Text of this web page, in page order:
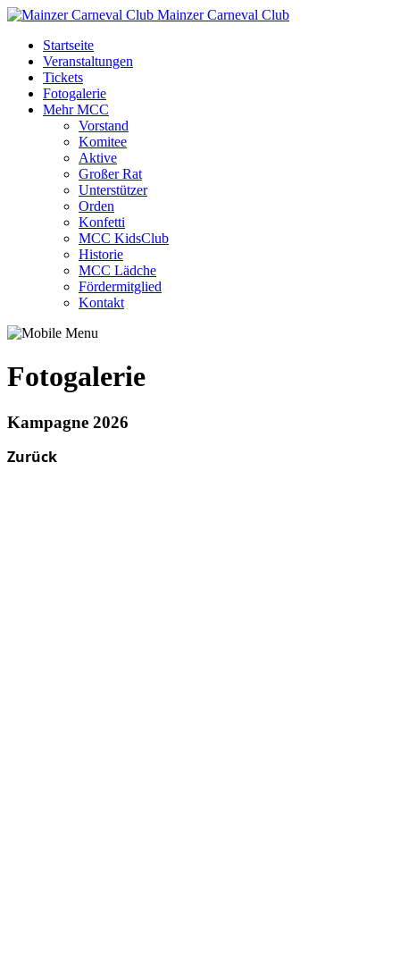
Mainzer Carneval Club
Startseite
Veranstaltungen
Tickets
Fotogalerie
Mehr MCC
Vorstand
Komitee
Aktive
Großer Rat
Unterstützer
Orden
Konfetti
MCC KidsClub
Historie
MCC Lädche
Fördermitglied
Kontakt
Fotogalerie
Kampagne 2026
Zurück